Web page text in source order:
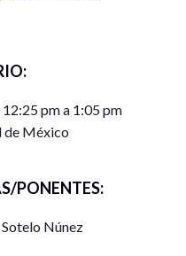
pm a 1:05 pm
de México
PONENTES:
Núnez